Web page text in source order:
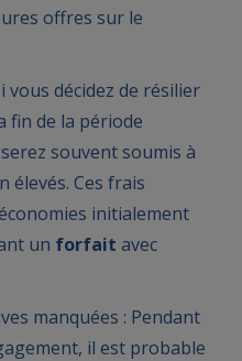
offres sur le
vous décidez de résilier
fin de la période
souvent soumis à
élevés. Ces frais
initialement
un forfait avec
manquées : Pendant
il est probable